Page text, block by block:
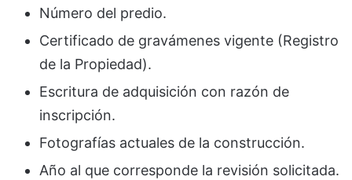
Número del predio.
Certificado de gravámenes vigente (Registro
de la Propiedad).
Escritura de adquisición con razón de
inscripción.
Fotografías actuales de la construcción.
Año al que corresponde la revisión solicitada.